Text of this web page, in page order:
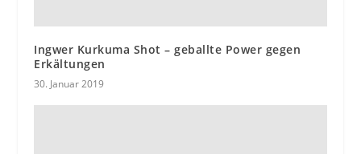
Ingwer Kurkuma Shot – geballte Power gegen
Erkältungen
30. Januar 2019